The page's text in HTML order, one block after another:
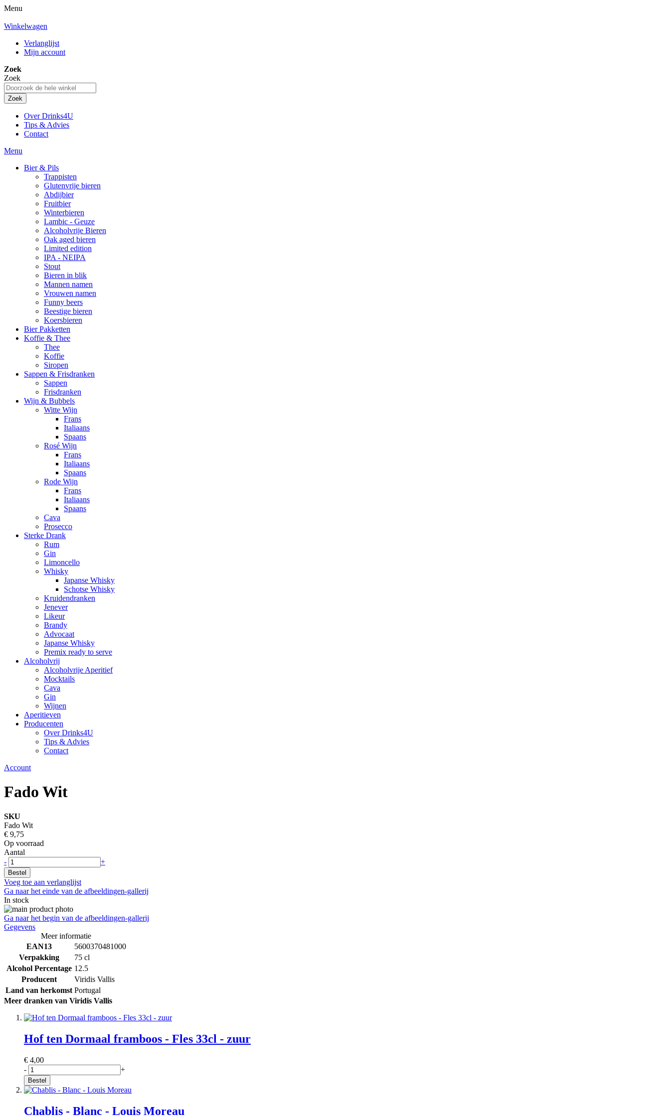
Menu
Winkelwagen
Verlanglijst
Mijn account
Zoek
Zoek
Zoek
Over Drinks4U
Tips & Advies
Contact
Menu
Bier & Pils
Trappisten
Glutenvrije bieren
Abdijbier
Fruitbier
Winterbieren
Lambic - Geuze
Alcoholvrije Bieren
Oak aged bieren
Limited edition
IPA - NEIPA
Stout
Bieren in blik
Mannen namen
Vrouwen namen
Funny beers
Beestige bieren
Koersbieren
Bier Pakketten
Koffie & Thee
Thee
Koffie
Siropen
Sappen & Frisdranken
Sappen
Frisdranken
Wijn & Bubbels
Witte Wijn
Frans
Italiaans
Spaans
Rosé Wijn
Frans
Italiaans
Spaans
Rode Wijn
Frans
Italiaans
Spaans
Cava
Prosecco
Sterke Drank
Rum
Gin
Limoncello
Whisky
Japanse Whisky
Schotse Whisky
Kruidendranken
Jenever
Likeur
Brandy
Advocaat
Japanse Whisky
Premix ready to serve
Alcoholvrij
Alcoholvrije Aperitief
Mocktails
Cava
Gin
Wijnen
Aperitieven
Producenten
Over Drinks4U
Tips & Advies
Contact
Account
Fado Wit
SKU
Fado Wit
€ 9,75
Op voorraad
Aantal
-
+
Bestel
Voeg toe aan verlanglijst
Ga naar het einde van de afbeeldingen-gallerij
In stock
Ga naar het begin van de afbeeldingen-gallerij
Gegevens
Meer informatie
EAN13
5600370481000
Verpakking
75 cl
Alcohol Percentage 12.5
Producent
Viridis Vallis
Land van herkomst Portugal
Meer dranken van Viridis Vallis
Hof ten Dormaal framboos - Fles 33cl - zuur
€ 4,00
-
+
Bestel
Chablis - Blanc - Louis Moreau